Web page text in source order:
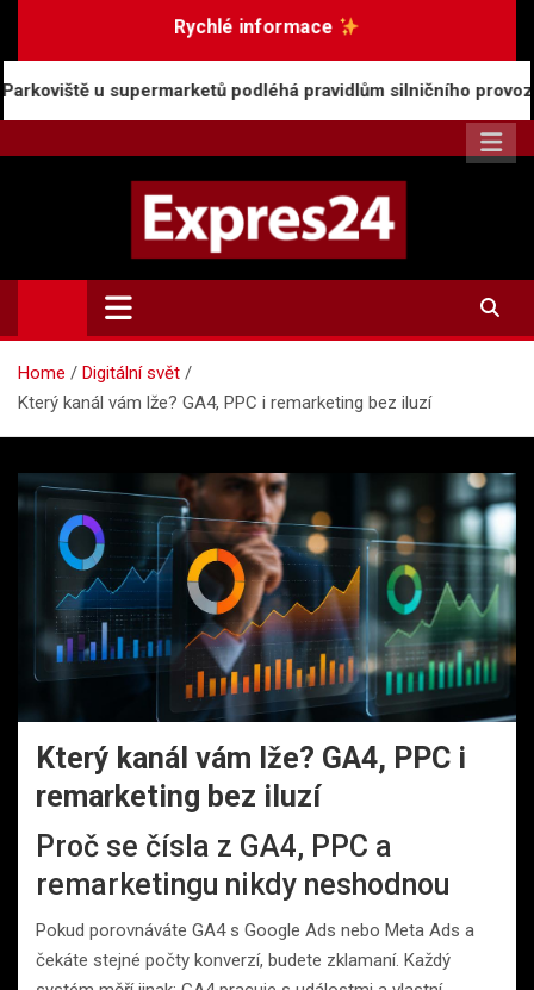
Rychlé informace
podléhá pravidlům silničního provozu
Expres24.cz
Rychlé zprávy po celý den
Home
Digitální svět
Který kanál vám lže? GA4, PPC i remarketing bez iluzí
Který kanál vám lže? GA4, PPC i
remarketing bez iluzí
Proč se čísla z GA4, PPC a
remarketingu nikdy neshodnou
Pokud porovnáváte GA4 s Google Ads nebo Meta Ads a
čekáte stejné počty konverzí, budete zklamaní. Každý